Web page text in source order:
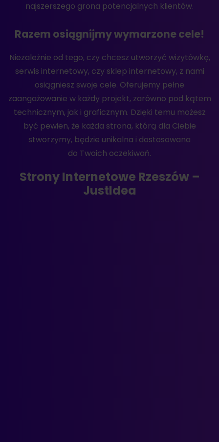
najszerszego grona potencjalnych klientów.
Razem osiągnijmy wymarzone cele!
Niezależnie od tego, czy chcesz utworzyć wizytówkę,
serwis internetowy, czy sklep internetowy, z nami
osiągniesz swoje cele. Oferujemy pełne
zaangażowanie w każdy projekt, zarówno pod kątem
technicznym, jak i graficznym. Dzięki temu możesz
być pewien, że każda strona, którą dla Ciebie
stworzymy, będzie unikalna i dostosowana
do Twoich oczekiwań.
Strony Internetowe Rzeszów –
JustIdea